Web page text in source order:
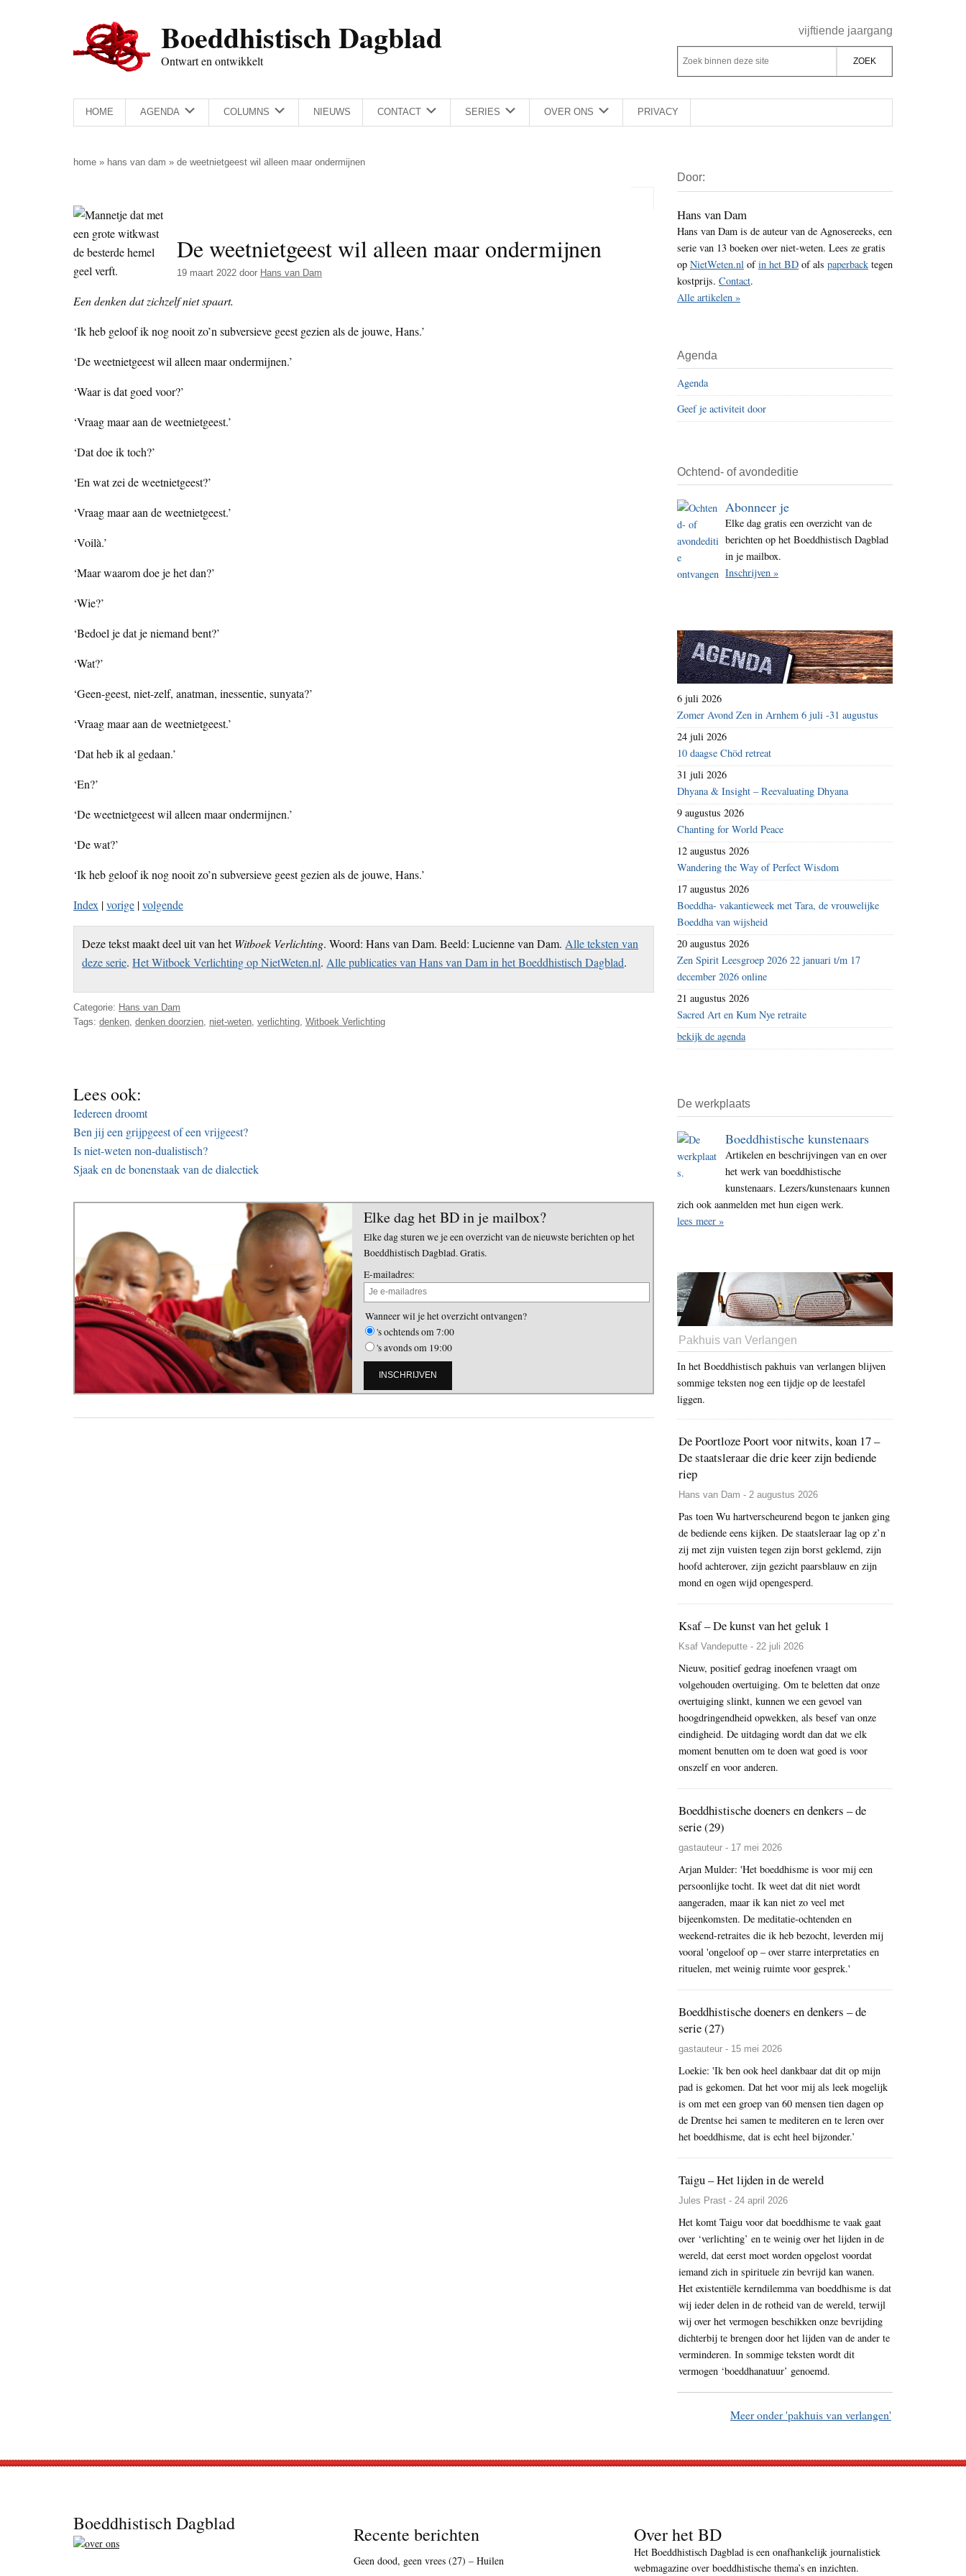
Boeddhistisch Dagblad
Ontwart en ontwikkelt
Rechts
vijftiende jaargang
Z
o
e
k
d
e
z
e
s
i
t
Z
o
k
b
n
n
e
z
e
t
e
HOME AGENDA COLUMNS NIEUWS CONTACT SERIES OVER ONS PRIVACY
home » hans van dam » de weetnietgeest wil alleen maar ondermijnen
De weetnietgeest wil alleen maar ondermijnen
19 maart 2022 door Hans van Dam
Een denken dat zichzelf niet spaart.
‘Ik heb geloof ik nog nooit zo’n subversieve geest gezien als de jouwe, Hans.’
‘De weetnietgeest wil alleen maar ondermijnen.’
‘Waar is dat goed voor?’
‘Vraag maar aan de weetnietgeest.’
‘Dat doe ik toch?’
‘En wat zei de weetnietgeest?’
‘Vraag maar aan de weetnietgeest.’
‘Voilà.’
‘Maar waarom doe je het dan?’
‘Wie?’
‘Bedoel je dat je niemand bent?’
‘Wat?’
‘Geen-geest, niet-zelf, anatman, inessentie, sunyata?’
‘Vraag maar aan de weetnietgeest.’
‘Dat heb ik al gedaan.’
‘En?’
‘De weetnietgeest wil alleen maar ondermijnen.’
‘De wat?’
‘Ik heb geloof ik nog nooit zo’n subversieve geest gezien als de jouwe, Hans.’
Index |vorige |volgende
Deze tekst maakt deel uit van hetWitboek Verlichting. Woord: Hans van Dam. Beeld: Lucienne van Dam.Alle teksten van
deze serie.Het Witboek Verlichting op NietWeten.nl.Alle publicaties van Hans van Dam in het Boeddhistisch Dagblad.
Categorie: Hans van Dam
Tags: denken denken doorzien niet-weten verlichting Witboek Verlichting
Lees ook:
Iedereen droomt
Ben jij een grijpgeest of een vrijgeest?
Is niet-weten non-dualistisch?
Sjaak en de bonenstaak van de dialectiek
Elke dag het BD in je mailbox?
Elke dag sturen we je een overzicht van de nieuwste berichten op het
Boeddhistisch Dagblad. Gratis.
E-mailadres:
Wanneer wil je het overzicht ontvangen?
's ochtends om 7:00
's avonds om 19:00
Sidebar
Door:
Hans van Dam
Hans van Dam is de auteur van de Agnosereeks, een
serie van 13 boeken over niet-weten. Lees ze gratis
op NietWeten.nl ofin het BD of als paperback tegen
kostprijs. Contact.
Alle artikelen »
Agenda
Agenda
Geef je activiteit door
Ochtend- of avondeditie
Abonneer je
Elke dag gratis een overzicht van de
berichten op het Boeddhistisch Dagblad
in je mailbox.
Inschrijven »
6 juli 2026
Zomer Avond Zen in Arnhem 6 juli -31 augustus
24 juli 2026
10 daagse Chöd retreat
31 juli 2026
Dhyana & Insight – Reevaluating Dhyana
9 augustus 2026
Chanting for World Peace
12 augustus 2026
Wandering the Way of Perfect Wisdom
17 augustus 2026
Boeddha- vakantieweek met Tara, de vrouwelijke
Boeddha van wijsheid
20 augustus 2026
Zen Spirit Leesgroep 2026 22 januari t/m 17
december 2026 online
21 augustus 2026
Sacred Art en Kum Nye retraite
bekijk de agenda
De werkplaats
Boeddhistische kunstenaars
Artikelen en beschrijvingen van en over
het werk van boeddhistische
kunstenaars. Lezers/kunstenaars kunnen
zich ook aanmelden met hun eigen werk.
lees meer »
Pakhuis van Verlangen
In het Boeddhistisch pakhuis van verlangen blijven
sommige teksten nog een tijdje op de leestafel
liggen.
De Poortloze Poort voor nitwits, koan 17 –
De staatsleraar die drie keer zijn bediende
riep
Hans van Dam - 2 augustus 2026
Pas toen Wu hartverscheurend begon te janken ging
de bediende eens kijken. De staatsleraar lag op z’n
zij met zijn vuisten tegen zijn borst geklemd, zijn
hoofd achterover, zijn gezicht paarsblauw en zijn
mond en ogen wijd opengesperd.
Ksaf – De kunst van het geluk 1
Ksaf Vandeputte - 22 juli 2026
Nieuw, positief gedrag inoefenen vraagt om
volgehouden overtuiging. Om te beletten dat onze
overtuiging slinkt, kunnen we een gevoel van
hoogdringendheid opwekken, als besef van onze
eindigheid. De uitdaging wordt dan dat we elk
moment benutten om te doen wat goed is voor
onszelf en voor anderen.
Boeddhistische doeners en denkers – de
serie (29)
gastauteur - 17 mei 2026
Arjan Mulder: 'Het boeddhisme is voor mij een
persoonlijke tocht. Ik weet dat dit niet wordt
aangeraden, maar ik kan niet zo veel met
bijeenkomsten. De meditatie-ochtenden en
weekend-retraites die ik heb bezocht, leverden mij
vooral 'ongeloof op – over starre interpretaties en
rituelen, met weinig ruimte voor gesprek.'
Boeddhistische doeners en denkers – de
serie (27)
gastauteur - 15 mei 2026
Loekie: 'Ik ben ook heel dankbaar dat dit op mijn
pad is gekomen. Dat het voor mij als leek mogelijk
is om met een groep van 60 mensen tien dagen op
de Drentse hei samen te mediteren en te leren over
het boeddhisme, dat is echt heel bijzonder.’
Taigu – Het lijden in de wereld
Jules Prast - 24 april 2026
Het komt Taigu voor dat boeddhisme te vaak gaat
over ‘verlichting’ en te weinig over het lijden in de
wereld, dat eerst moet worden opgelost voordat
iemand zich in spirituele zin bevrijd kan wanen.
Het existentiële kerndilemma van boeddhisme is dat
wij ieder delen in de rotheid van de wereld, terwijl
wij over het vermogen beschikken onze bevrijding
dichterbij te brengen door het lijden van de ander te
verminderen. In sommige teksten wordt dit
vermogen ‘boeddhanatuur’ genoemd.
Meer onder 'pakhuis van verlangen'
Boeddhistisch Dagblad Recente berichten
Geen dood, geen vrees (27) – Huilen
Over het BD
Het Boeddhistisch Dagblad is een onafhankelijk journalistiek
webmagazine over boeddhistische thema’s en inzichten.